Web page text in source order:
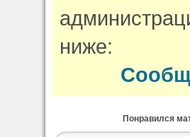
ниже:
Понравился